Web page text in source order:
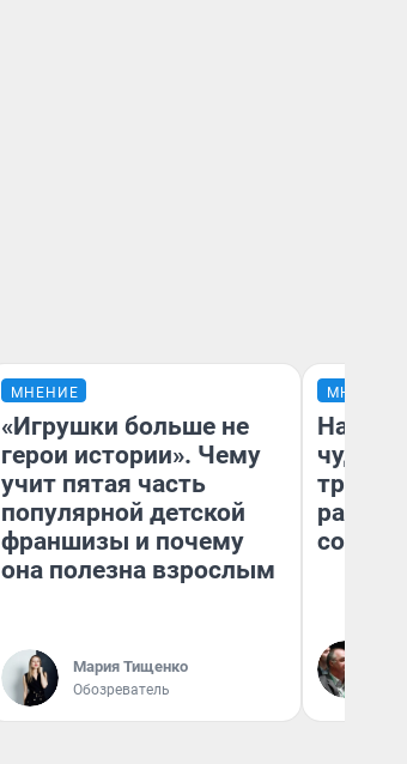
МНЕНИЕ
«Игрушки больше не
герои истории». Чему
учит пятая часть
популярной детской
франшизы и почему
она полезна взрослым
Мария Тищенко
Обозреватель
МНЕНИЕ
чудом